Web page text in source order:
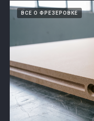
ВСЕ О ФРЕЗЕРОВКЕ